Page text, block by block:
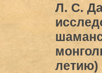
Л. С.
летию)